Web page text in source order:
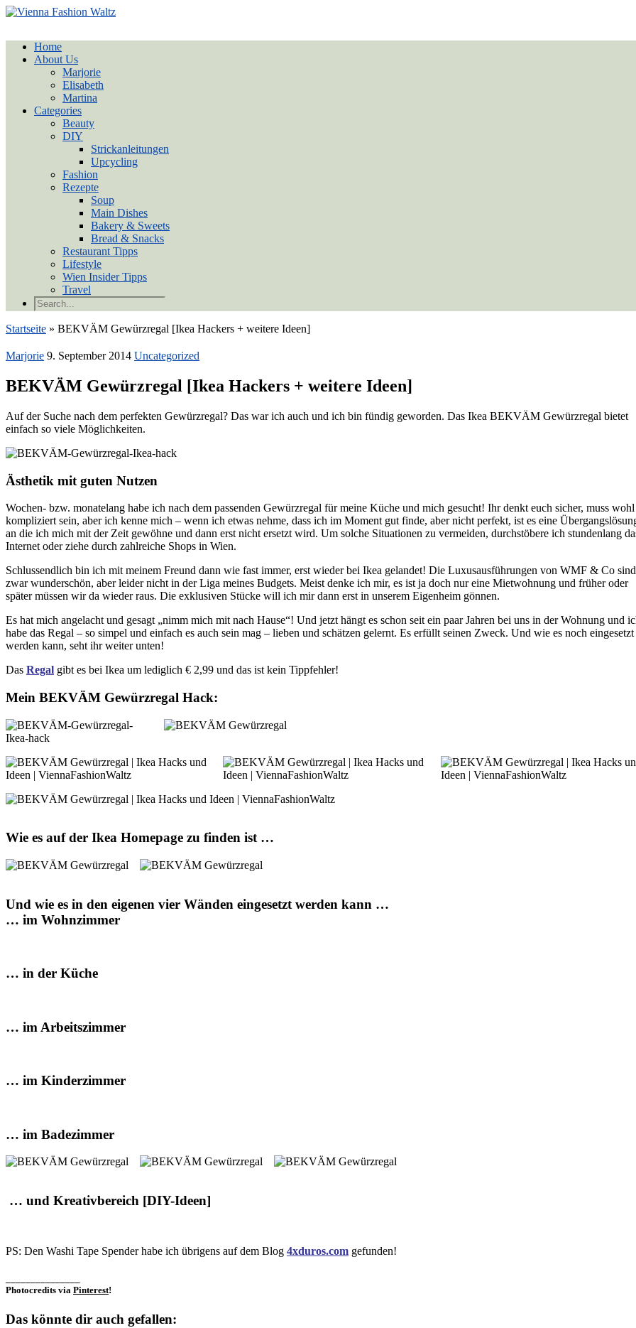
Home
About Us
Marjorie
Elisabeth
Martina
Categories
Beauty
DIY
Strickanleitungen
Upcycling
Fashion
Rezepte
Soup
Main Dishes
Bakery & Sweets
Bread & Snacks
Restaurant Tipps
Lifestyle
Wien Insider Tipps
Travel
Startseite » BEKVÄM Gewürzregal [Ikea Hackers + weitere Ideen]
Marjorie 9. September 2014 Uncategorized
BEKVÄM Gewürzregal [Ikea Hackers + weitere Ideen]
Auf der Suche nach dem perfekten Gewürzregal? Das war ich auch und ich bin fündig geworden. Das Ikea BEKVÄM Gewürzregal bietet
einfach so viele Möglichkeiten.
Ästhetik mit guten Nutzen
Wochen- bzw. monatelang habe ich nach dem passenden Gewürzregal für meine Küche und mich gesucht! Ihr denkt euch sicher, muss wohl
kompliziert sein, aber ich kenne mich – wenn ich etwas nehme, dass ich im Moment gut finde, aber nicht perfekt, ist es eine
an die ich mich mit der Zeit gewöhne und dann erst nicht ersetzt wird. Um solche Situationen zu vermeiden, durchstöbere ich stundenlang
Internet oder ziehe durch zahlreiche Shops in Wien.
Schlussendlich bin ich mit meinem Freund dann wie fast immer, erst wieder bei Ikea gelandet! Die Luxusausführungen von WMF & Co sind
zwar wunderschön, aber leider nicht in der Liga meines Budgets. Meist denke ich mir, es ist ja doch nur eine Mietwohnung und früher oder
später müssen wir da wieder raus. Die exklusiven Stücke will ich mir dann erst in unserem Eigenheim gönnen.
Es hat mich angelacht und gesagt „nimm mich mit nach Hause“! Und jetzt hängt es schon seit ein paar Jahren bei uns in der Wohnung und
habe das Regal – so simpel und einfach es auch sein mag – lieben und schätzen gelernt. Es erfüllt seinen Zweck. Und wie es noch eingesetzt
werden kann, seht ihr weiter unten!
Das Regal gibt es bei Ikea um lediglich € 2,99 und das ist kein Tippfehler!
Mein BEKVÄM Gewürzregal Hack:
Wie es auf der Ikea Homepage zu finden ist …
Und wie es in den eigenen vier Wänden eingesetzt werden kann …
… im Wohnzimmer
… in der Küche
… im Arbeitszimmer
… im Kinderzimmer
… im Badezimmer
… und Kreativbereich [DIY-Ideen]
PS: Den Washi Tape Spender habe ich übrigens auf dem Blog 4xduros.com gefunden!
Photocredits via Pinterest!
Das könnte dir auch gefallen: